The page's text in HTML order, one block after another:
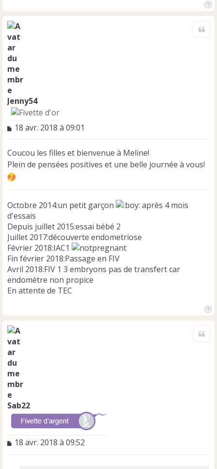
Jenny54
M
s
a
g
e
o
n
l
u
18 avr. 2018 à 09:01
Coucou les filles et bienvenue à Meline!
Plein de pensées positives et une belle journée à vous!
Octobre 2014:un petit garçon
après 4 mois
d'essais
Depuis juillet 2015:essai bébé 2
Juillet 2017:découverte endometriose
Février 2018:IAC1
Fin février 2018:Passage en FIV
Avril 2018:FIV 1 3 embryons pas de transfert car
endomètre non propice
En attente de TEC
Sab22
M
18 avr. 2018 à 09:52